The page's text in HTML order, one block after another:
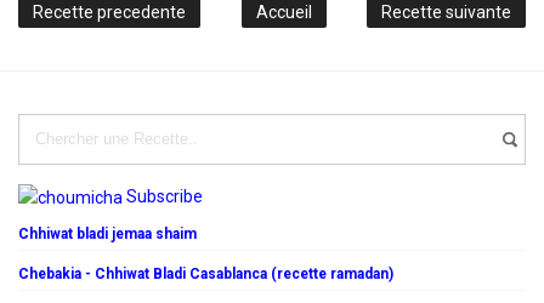
Recette precedente Recette suivante
Accueil
Subscribe
Chhiwat bladi jemaa shaim
Chebakia - Chhiwat Bladi Casablanca (recette ramadan)